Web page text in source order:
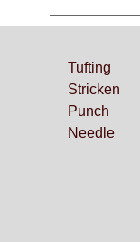
Tufting
Stricken
Punch
Needle